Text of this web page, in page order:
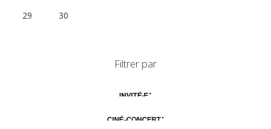
29
30
Filtrer par